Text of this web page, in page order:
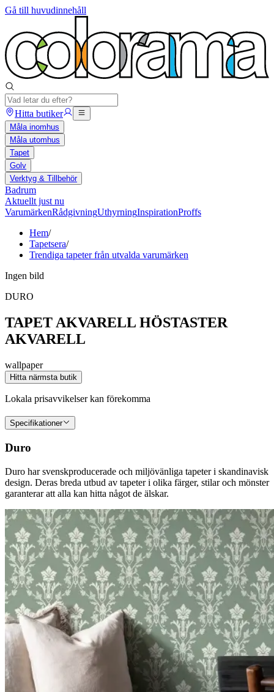
Gå till huvudinnehåll
Hitta butiker
Måla inomhus
Måla utomhus
Tapet
Golv
Verktyg & Tillbehör
Badrum
Aktuellt just nu
VarumärkenRådgivningUthyrningInspirationProffs
Hem/
Tapetsera/
Trendiga tapeter från utvalda varumärken
Ingen bild
DURO
TAPET AKVARELL HÖSTASTER
AKVARELL
wallpaper
Hitta närmsta butik
Lokala prisavvikelser kan förekomma
Specifikationer
Duro
Duro har svenskproducerade och miljövänliga tapeter i skandinavisk
design. Deras breda utbud av tapeter i olika färger, stilar och mönster
garanterar att alla kan hitta något de älskar.